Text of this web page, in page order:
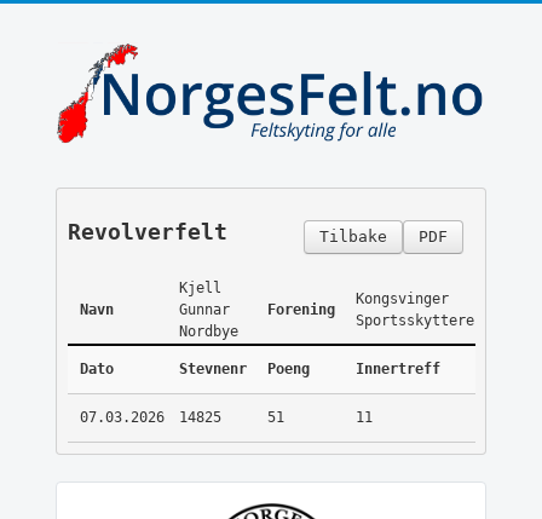
PDF
Tilbake
Revolverfelt
Navn
Kjell
Gunnar
Nordbye
Forening
Kongsvinger
Sportsskyttere
Dato Stevnenr Poeng Innertreff
07.03.2026 14825 51 11